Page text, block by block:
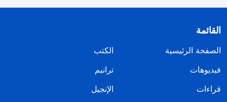
القائمة
الصفحة الرئيسية
الكتب
فيديوهات
ترانيم
قراءات
الإنجيل